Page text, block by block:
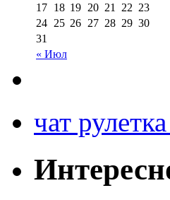
« Июл
17 18 19 20 21 22 23
24 25 26 27 28 29 30
31
чат